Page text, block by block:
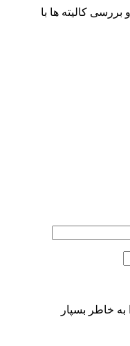
کالیته ها با
به خاطر بسپار